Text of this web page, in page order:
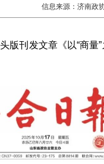
信息来源：济南政
版刊发文章《以“商